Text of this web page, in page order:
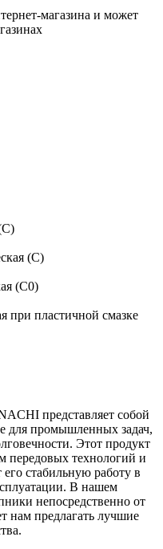
магазина и может
(C)
(C0)
при пластичной смазке
представляет собой
для промышленных задач,
Этот продукт
передовых технологий и
его стабильную работу в
В нашем
непосредственно от
нам предлагать лучшие